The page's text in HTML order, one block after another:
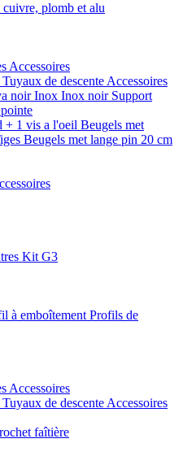
plomb et alu
Accessoires
Tuyaux de descente Accessoires
noirInox Inox noir Support
+ 1 vis a l'oeil Beugels met
Beugels met lange pin 20 cm
Kit G3
à emboîtement Profils de
Accessoires
Tuyaux de descente Accessoires
faîtière